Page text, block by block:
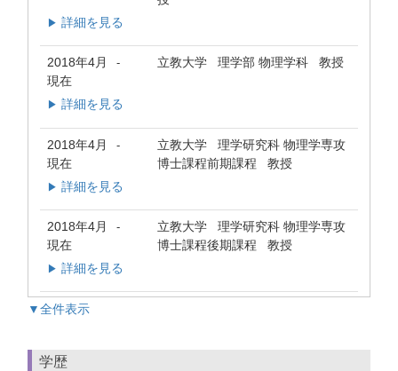
▶ 詳細を見る
2018年4月 -
現在
立教大学 理学部 物理学科 教授
▶ 詳細を見る
2018年4月 -
現在
立教大学 理学研究科 物理学専攻
博士課程前期課程 教授
▶ 詳細を見る
2018年4月 -
現在
立教大学 理学研究科 物理学専攻
博士課程後期課程 教授
▶ 詳細を見る
▼全件表示
学歴